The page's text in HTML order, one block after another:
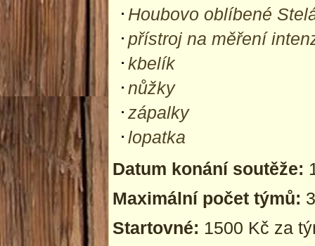
Houbovo oblíbené
přístroj na měření
kbelík
nůžky
zápalky
lopatka
Datum konání soutěže:
Maximální počet týmů:
Startovné: 1500 Kč za